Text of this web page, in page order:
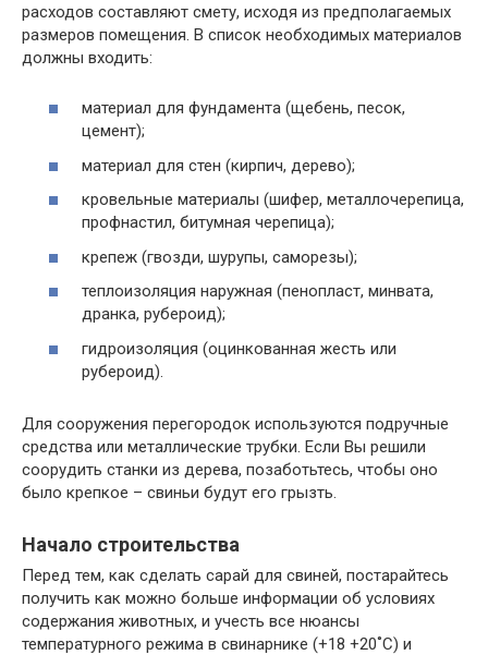
расходов составляют смету, исходя из предполагаемых
размеров помещения. В список необходимых материалов
должны входить:
материал для фундамента (щебень, песок,
цемент);
материал для стен (кирпич, дерево);
кровельные материалы (шифер, металлочерепица,
профнастил, битумная черепица);
крепеж (гвозди, шурупы, саморезы);
теплоизоляция наружная (пенопласт, минвата,
дранка, рубероид);
гидроизоляция (оцинкованная жесть или
рубероид).
Для сооружения перегородок используются подручные
средства или металлические трубки. Если Вы решили
соорудить станки из дерева, позаботьтесь, чтобы оно
было крепкое – свиньи будут его грызть.
Начало строительства
Перед тем, как сделать сарай для свиней, постарайтесь
получить как можно больше информации об условиях
содержания животных, и учесть все нюансы
температурного режима в свинарнике (+18 +20˚С) и